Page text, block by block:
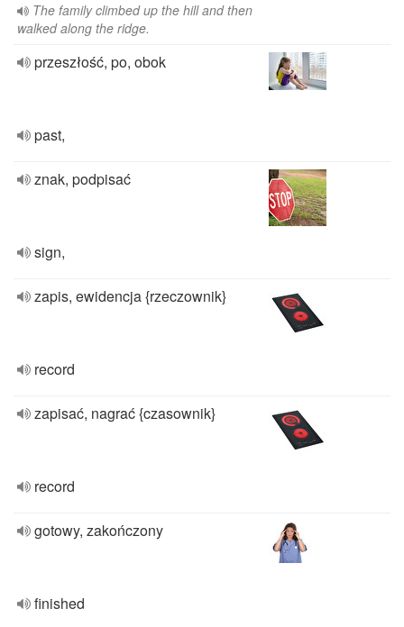
The family climbed up the hill and then
walked along the ridge.
przeszłość, po, obok
past,
znak, podpisać
sign,
zapis, ewidencja {rzeczownik}
record
zapisać, nagrać {czasownik}
record
gotowy, zakończony
finished